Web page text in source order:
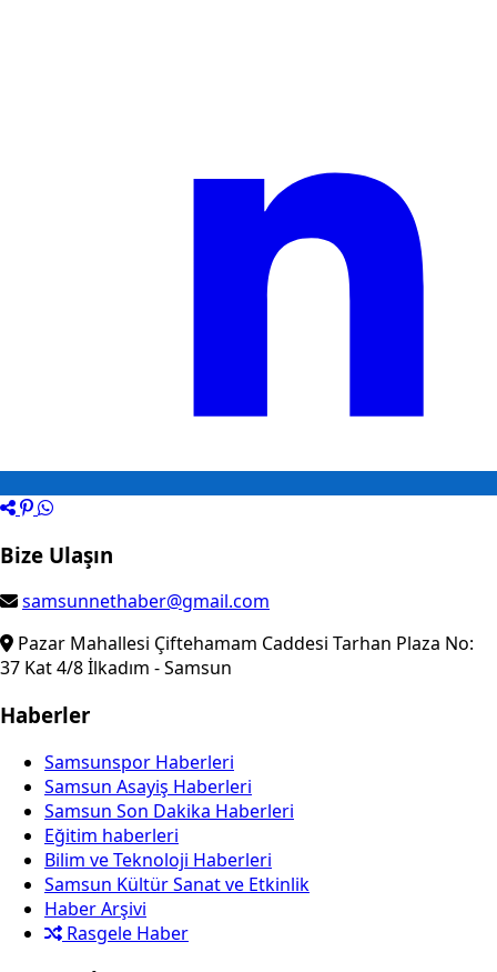
Bize Ulaşın
samsunnethaber@gmail.com
Pazar Mahallesi Çiftehamam Caddesi Tarhan Plaza No:
37 Kat 4/8 İlkadım - Samsun
Haberler
Samsunspor Haberleri
Samsun Asayiş Haberleri
Samsun Son Dakika Haberleri
Eğitim haberleri
Bilim ve Teknoloji Haberleri
Samsun Kültür Sanat ve Etkinlik
Haber Arşivi
Rasgele Haber